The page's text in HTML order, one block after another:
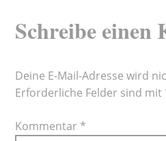
Schreibe einen
Deine E-Mail-Adresse wird
Erforderliche Felder sind mit
Kommentar *